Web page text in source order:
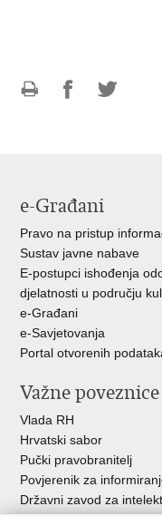
e-Građani
Pravo na pristup
Sustav javne nabave
E-postupci ishođenja
djelatnosti u području
e-Građani
e-Savjetovanja
Portal otvorenih
Važne poveznice
Vlada RH
Hrvatski sabor
Pučki pravobranitelj
Povjerenik za
Državni zavod za